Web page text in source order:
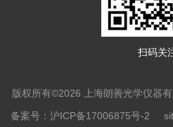
扫码关
版权所有©2026 上海朗善光学仪器
备案号：沪ICP备17006875号-2